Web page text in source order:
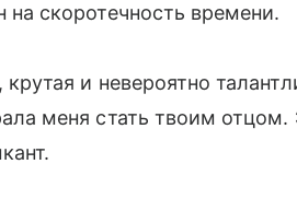
скоротечность времени.
и невероятно
меня стать твоим отцом.